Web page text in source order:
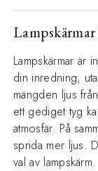
Lampskärmar är
din inredning,
mängden ljus
ett gediget tyg
atmosfär. På
sprida mer ljus.
val av lampskärm.